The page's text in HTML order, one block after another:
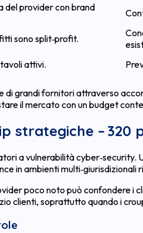
del provider con brand
sono split‑profit.
attivi.
grandi fornitori attraverso
il mercato con un budget
strategiche – 320
a vulnerabilità
in ambienti
poco noto può
clienti, soprattutto quando i